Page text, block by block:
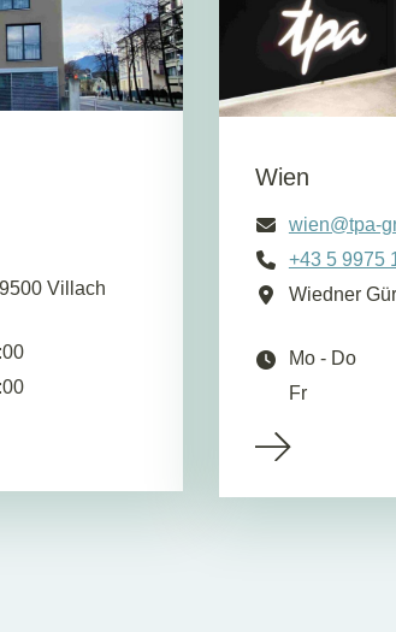
Villach
Wien
wien@tpa-
+43 5 9975
Wiedner
Mo - Do
Fr